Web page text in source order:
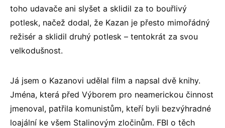
toho udavače ani slyšet a sklidil za to bouřlivý
potlesk, načež dodal, že Kazan je přesto mimořádný
režisér a sklidil druhý potlesk – tentokrát za svou
velkodušnost.
Já jsem o Kazanovi udělal film a napsal dvě knihy.
Jména, která před Výborem pro neamerickou činnost
jmenoval, patřila komunistům, kteří byli bezvýhradné
loajální ke všem Stalinovým zločinům. FBI o těch